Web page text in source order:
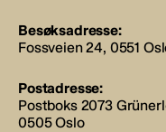
Besøksadresse:
Fossveien 24, 0551
Postadresse:
Postboks 2073
0505 Oslo